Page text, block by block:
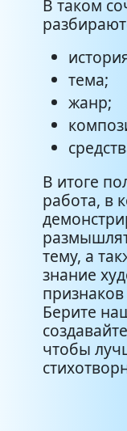
В таком
тема;
жанр;
В итоге
работа, в
тему, а
знание
Берите
чтобы